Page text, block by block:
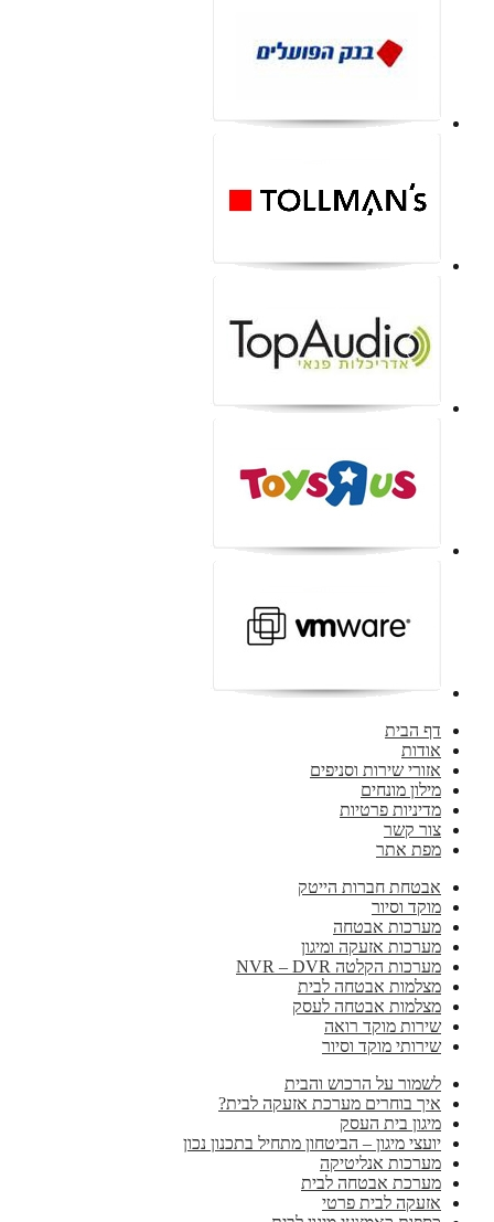
דף הבית
אודות
אזורי שירות וסניפים
מילון מונחים
מדיניות פרטיות
צור קשר
מפת אתר
אבטחת חברות הייטק
מוקד וסיור
מערכות אבטחה
מערכות אזעקה ומיגון
מערכות הקלטה NVR – DVR
מצלמות אבטחה לבית
מצלמות אבטחה לעסק
שירות מוקד רואה
שירותי מוקד וסיור
לשמור על הרכוש והבית
איך בוחרים מערכת אזעקה לבית?
מיגון בית העסק
יועצי מיגון – הביטחון מתחיל בתכנון נכון
מערכות אנליטיקה
מערכת אבטחה לבית
אזעקה לבית פרטי